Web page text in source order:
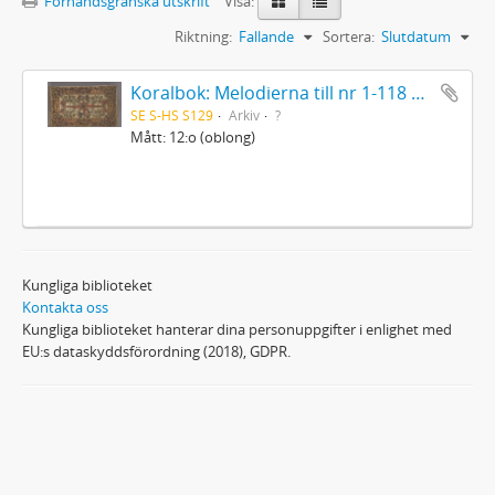
Sortera: Slutdatum
Riktning: Fallande
Koralbok: Melodierna till nr 1-118 uti Gamla Psalmboken, enstämmigt satta
SE S-HS S129 Arkiv ?
Mått: 12:o (oblong)
Kungliga biblioteket
Kontakta oss
Kungliga biblioteket hanterar dina personuppgifter i enlighet med
EU:s dataskyddsförordning (2018), GDPR.